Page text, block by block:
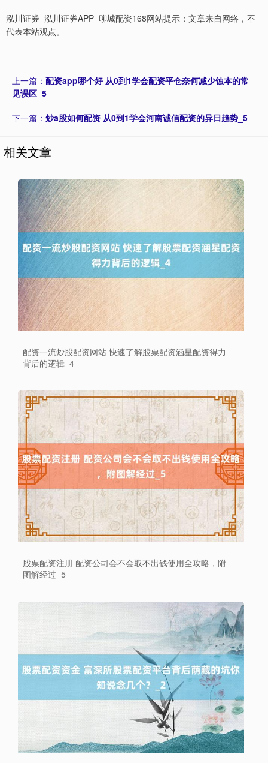
泓川证券_泓川证券APP_聊城配资168网站提示：文章来自网络，不
代表本站观点。
上一篇： 配资app哪个好 从0到1学会配资平仓奈何减少蚀本的常
见误区_5
下一篇： 炒a股如何配资 从0到1学会河南诚信配资的异日趋势_5
相关文章
配资一流炒股配资网站 快速了解股票配资涵星配资得力
背后的逻辑_4
股票配资注册 配资公司会不会取不出钱使用全攻略，附
图解经过_5
3940.04 +39.68 +1.02%
+200.89 +1.42%